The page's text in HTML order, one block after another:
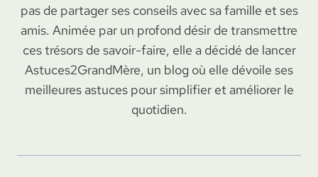
pas de partager ses conseils avec sa famille et ses
amis. Animée par un profond désir de transmettre
ces trésors de savoir-faire, elle a décidé de lancer
Astuces2GrandMère, un blog où elle dévoile ses
meilleures astuces pour simplifier et améliorer le
quotidien.